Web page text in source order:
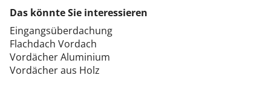
Das könnte Sie interessieren
Eingangsüberdachung
Flachdach Vordach
Vordächer Aluminium
Vordächer aus Holz